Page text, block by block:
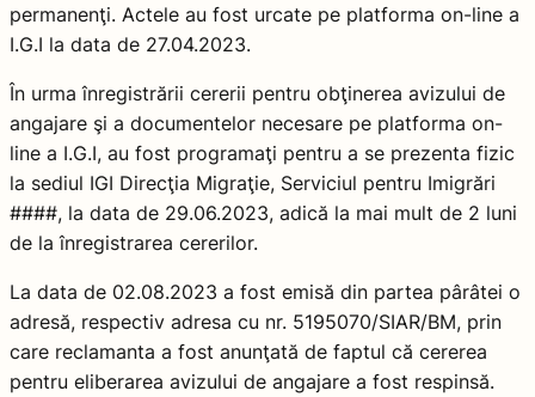
permanenţi. Actele au fost urcate pe platforma on-line a
I.G.I la data de 27.04.2023.
În urma înregistrării cererii pentru obţinerea avizului de
angajare şi a documentelor necesare pe platforma on-
line a I.G.I, au fost programaţi pentru a se prezenta fizic
la sediul IGI Direcţia Migraţie, Serviciul pentru Imigrări
####, la data de 29.06.2023, adică la mai mult de 2 luni
de la înregistrarea cererilor.
La data de 02.08.2023 a fost emisă din partea pârâtei o
adresă, respectiv adresa cu nr. 5195070/SIAR/BM, prin
care reclamanta a fost anunţată de faptul că cererea
pentru eliberarea avizului de angajare a fost respinsă.